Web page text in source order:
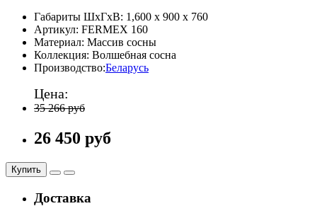
Габариты ШxГxВ: 1,600 x 900 x 760
Артикул: FERMEX 160
Материал: Массив сосны
Коллекция: Волшебная сосна
Производство:Беларусь
Цена:
35 266 руб
26 450 руб
Купить
Доставка